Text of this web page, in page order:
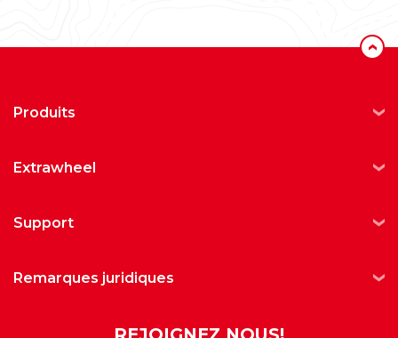
‹
produits
extrawheel
support
remarques juridiques